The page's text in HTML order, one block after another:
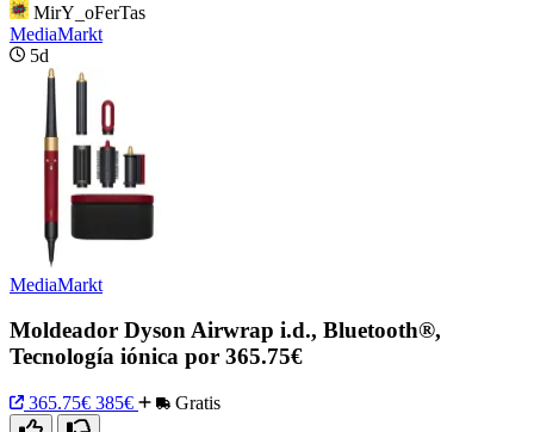
MirY_oFerTas
MediaMarkt
5d
MediaMarkt
Moldeador Dyson Airwrap i.d., Bluetooth®,
Tecnología iónica por 365.75€
365.75€ 385€ Gratis